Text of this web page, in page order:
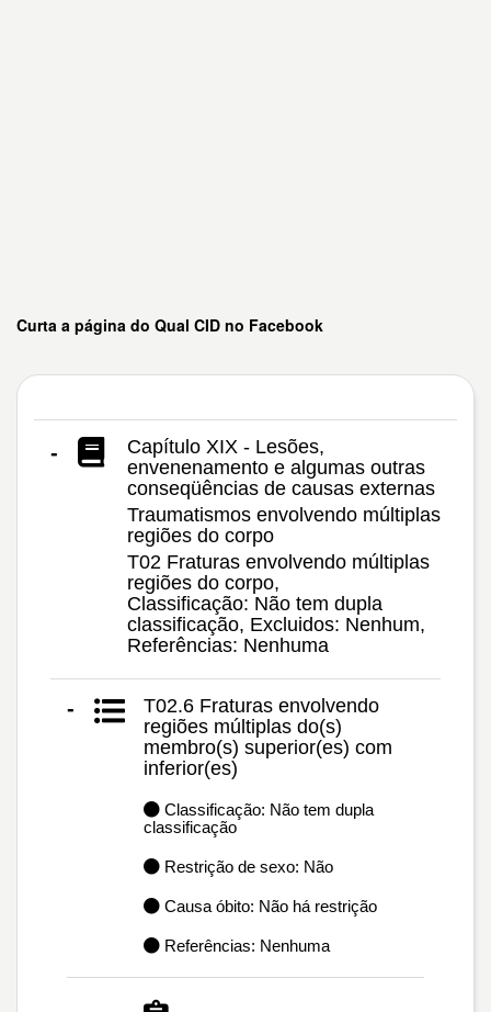
Curta a página do Qual CID no Facebook
-
Capítulo XIX - Lesões,
envenenamento e algumas outras
conseqüências de causas externas
Traumatismos envolvendo múltiplas
regiões do corpo
T02 Fraturas envolvendo múltiplas
regiões do corpo,
Classificação: Não tem dupla
classificação, Excluidos: Nenhum,
Referências: Nenhuma
-
T02.6 Fraturas envolvendo
regiões múltiplas do(s)
membro(s) superior(es) com
inferior(es)
Classificação: Não tem dupla
classificação
Restrição de sexo: Não
Causa óbito: Não há restrição
Referências: Nenhuma